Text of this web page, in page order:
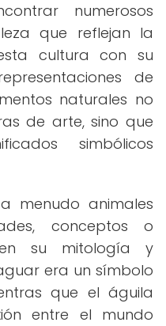
numerosos
que reflejan la
cultura con su
de
naturales no
de arte, sino que
simbólicos
menudo animales
conceptos o
su mitología y
era un símbolo
que el águila
entre el mundo